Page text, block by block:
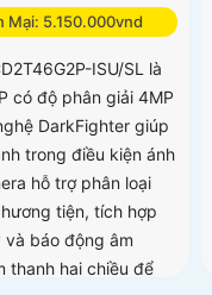
Mại: 5.150.000vnd
ISU/SL là
có độ phân giải 4MP
DarkFighter giúp
trong điều kiện ánh
hỗ trợ phân loại
tiện, tích hợp
và báo động âm
thanh hai chiều để